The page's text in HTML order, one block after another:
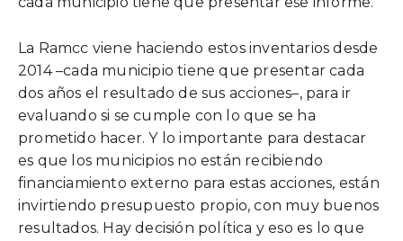
La Ramcc viene haciendo estos inventarios desde
2014 –cada municipio tiene que presentar cada
dos años el resultado de sus acciones–, para ir
evaluando si se cumple con lo que se ha
prometido hacer. Y lo importante para destacar
es que los municipios no están recibiendo
financiamiento externo para estas acciones, están
invirtiendo presupuesto propio, con muy buenos
resultados. Hay decisión política y eso es lo que